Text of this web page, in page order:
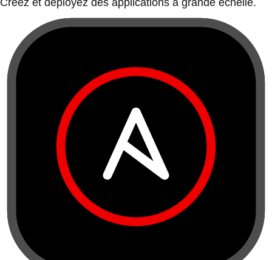
Créez et déployez des applications à grande échelle.